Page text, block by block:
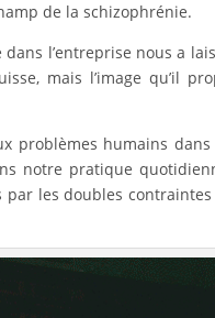
de la schizophrénie.
l’entreprise nous a
mais l’image qu’il
problèmes humains
notre pratique
par les doubles